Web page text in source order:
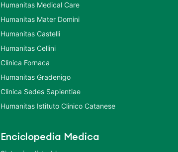
Humanitas Medical Care
Humanitas Mater Domini
Humanitas Castelli
Humanitas Cellini
Clinica Fornaca
Humanitas Gradenigo
Clinica Sedes Sapientiae
Humanitas Istituto Clinico Catanese
Enciclopedia Medica